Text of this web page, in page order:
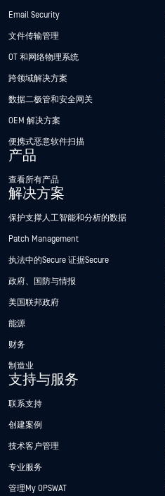
Email Security
文件传输管理
OT 和网络物理系统
跨领域解决方案
数据二极管和安全网关
OEM 解决方案
便携式恶意软件扫描
产品
查看所有产品
解决方案
保护支撑人工智能和分析的数据
Patch Management
执法中的Secure 证据Secure
政府、国防与情报
美国联邦政府
能源
财务
制造业
支持与服务
联系支持
创建案例
技术客户管理
专业服务
管理My OPSWAT